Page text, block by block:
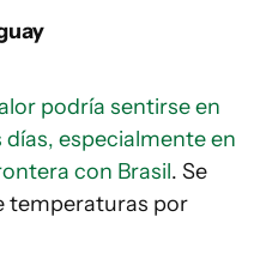
podría sentirse en
especialmente en
con Brasil. Se
temperaturas por